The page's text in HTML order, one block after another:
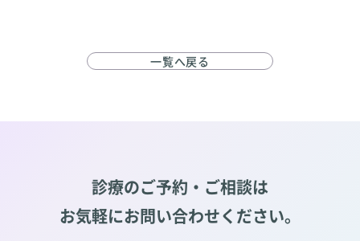
一覧へ戻る
診療のご予約・ご相談は
お気軽にお問い合わせください。